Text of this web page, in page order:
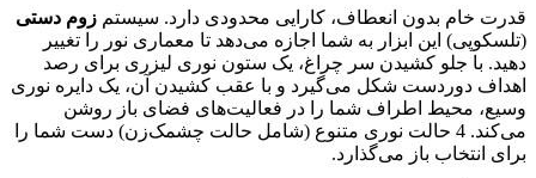
قدرت خام بدون انعطاف، کارایی محدودی دارد. سیستم زوم دستی
(تلسکوپی) این ابزار به شما اجازه می‌دهد تا معماری نور را تغییر
دهید. با جلو کشیدن سر چراغ، یک ستون نوری لیزری برای رصد
اهداف دوردست شکل می‌گیرد و با عقب کشیدن آن، یک دایره نوری
وسیع، محیط اطراف شما را در فعالیت‌های فضای باز روشن
می‌کند. 4 حالت نوری متنوع (شامل حالت چشمک‌زن) دست شما را
برای انتخاب باز می‌گذارد.